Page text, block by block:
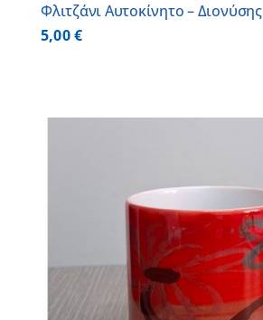
Φλιτζάνι Αυτοκίνητο – Διονύσης
5,00€